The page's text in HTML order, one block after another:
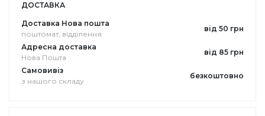
ДОСТАВКА
Доставка Нова пошта
поштомат, відділення
від 50 грн
Адресна доставка
Нова Пошта
від 85 грн
Самовивіз
з нашого складу
безкоштовно